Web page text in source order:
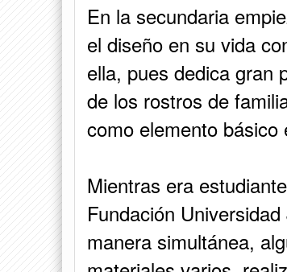
En la secundaria
el diseño en su vida
ella, pues dedica gran
de los rostros de
como elemento
Mientras era
Fundación
manera simultánea,